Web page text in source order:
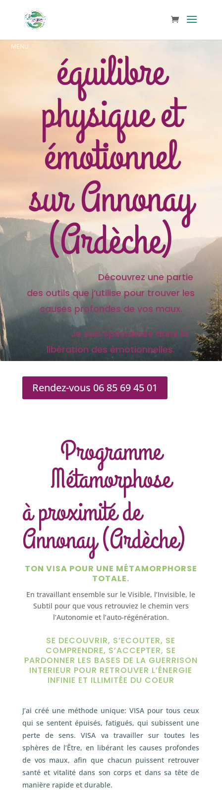
équilibre
physique et
émotionnel
sur Annonay
(Ardèche)
Découvrez une partie
des outils que j’utilise pour trouver les
causes profondes de vos maux.
Je suis spécialisée dans la
libération des émotionnelles.
Rendez-vous 06 85 69 45 01
Programme
Métamorphose
à proximité de
Annonay (Ardèche)
TON VISA POUR UNE MÉTAMORPHORSE
TOTALE.
En travaillant ensemble sur le Visible, l’Invisible, le
Subtil pour que vous retrouviez le chemin vers
l’Autonomie et l’auto-régénération.
SE DECOUVRIR, S’ECOUTER, SE
COMPRENDRE, S’ACCEPTER, SE
PARDONNER LES BASES DE LA GUERRISON
INTERIEUR POUR RETROUVER L’ÉNERGIE
INFINIE ET ILLIMITÉE DU COEUR
J’ai créé une méthode unique: VISA pour tous ceux
qui se sentent épuisés, fatigués, qui subissent une
perte de sens. VISA va travailler sur toutes les
sphères de l’Être, en libérant les causes profondes
de vos maux, afin que chacun puissent retrouver
santé et vitalité dans son corps et dans sa tête de
manière rapide et durable.